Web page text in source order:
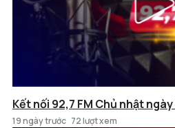
Kết nối 92,7 FM Chủ nhật
19 ngày trước 72 lượt xem